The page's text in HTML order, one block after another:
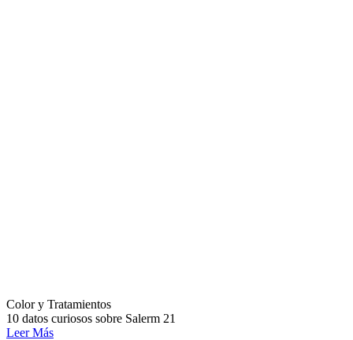
Color y Tratamientos
10 datos curiosos sobre Salerm 21
Leer Más